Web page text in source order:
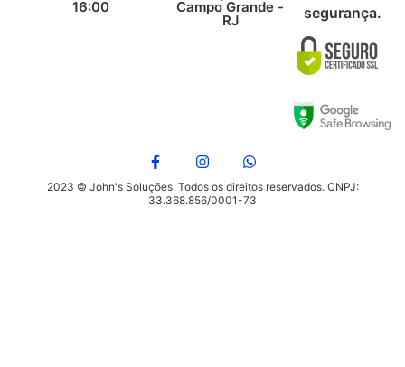
16:00 Campo Grande -
RJ
segurança.
2023 © John's Soluções. Todos os direitos reservados. CNPJ:
33.368.856/0001-73